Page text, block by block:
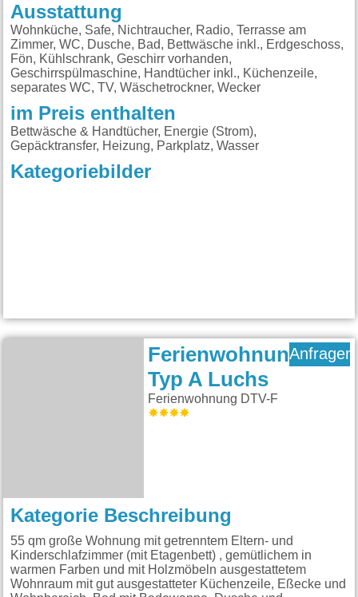
Ausstattung
Wohnküche, Safe, Nichtraucher, Radio, Terrasse am
Zimmer, WC, Dusche, Bad, Bettwäsche inkl., Erdgeschoss,
Fön, Kühlschrank, Geschirr vorhanden,
Geschirrspülmaschine, Handtücher inkl., Küchenzeile,
separates WC, TV, Wäschetrockner, Wecker
im Preis enthalten
Bettwäsche & Handtücher, Energie (Strom),
Gepäcktransfer, Heizung, Parkplatz, Wasser
Kategoriebilder
Ferienwohnung
Typ A Luchs
Ferienwohnung DTV-F
Anfragen
Kategorie Beschreibung
55 qm große Wohnung mit getrenntem Eltern- und
Kinderschlafzimmer (mit Etagenbett) , gemütlichem in
warmen Farben und mit Holzmöbeln ausgestattetem
Wohnraum mit gut ausgestatteter Küchenzeile, Eßecke und